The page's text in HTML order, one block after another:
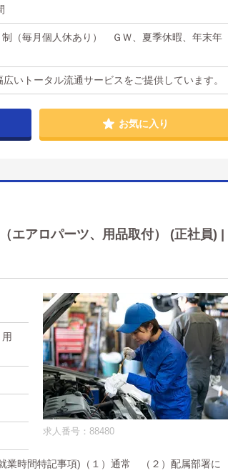
（毎月個人休あり） ＧＷ、夏季休暇、年末年
いトータル流通サービスをご提供しています。
お気に入り
エアロパーツ、用品取付） (正社員) |
求人番号：88480
業時間特記事項)（１）通常 （２）配属部署に